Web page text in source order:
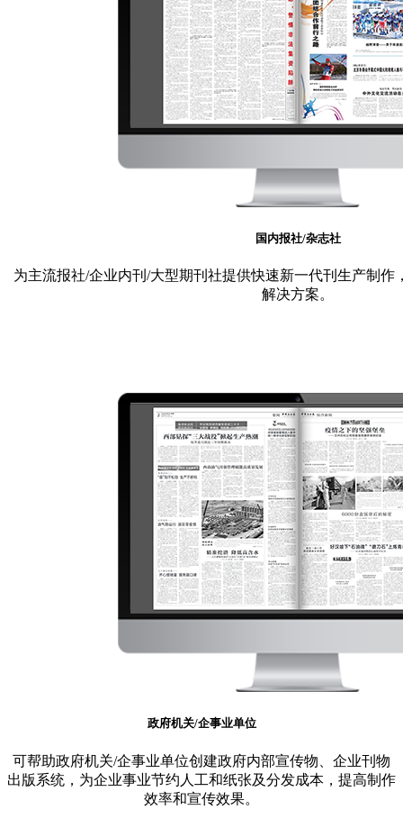
国内报社/杂志社
为主流报社/企业内刊/大型期刊社提供快速新一代刊生产制作
解决方案。
政府机关/企事业单位
可帮助政府机关/企事业单位创建政府内部宣传物、企业刊物
出版系统，为企业事业节约人工和纸张及分发成本，提高制作
效率和宣传效果。